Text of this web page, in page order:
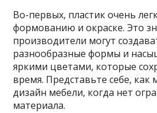
Во-первых, пластик очень
формованию и окраске. Это
производители могут
разнообразные формы и
яркими цветами, которые
время. Представьте себе,
дизайн мебели, когда нет
материала.